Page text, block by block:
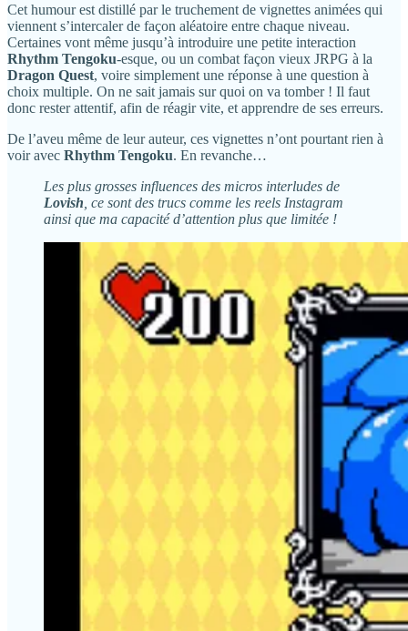
Cet humour est distillé par le truchement de vignettes animées qui
viennent s’intercaler de façon aléatoire entre chaque niveau.
Certaines vont même jusqu’à introduire une petite interaction
Rhythm Tengoku-esque, ou un combat façon vieux JRPG à la
Dragon Quest, voire simplement une réponse à une question à
choix multiple. On ne sait jamais sur quoi on va tomber ! Il faut
donc rester attentif, afin de réagir vite, et apprendre de ses erreurs.
De l’aveu même de leur auteur, ces vignettes n’ont pourtant rien à
voir avec Rhythm Tengoku. En revanche…
Les plus grosses influences des micros interludes de
Lovish , ce sont des trucs comme les reels Instagram
ainsi que ma capacité d’attention plus que limitée !